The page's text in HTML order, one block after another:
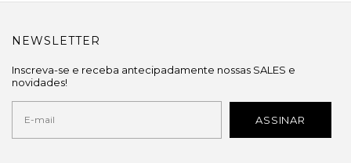
NEWSLETTER
Inscreva-se e receba antecipadamente nossas SALES e
novidades!